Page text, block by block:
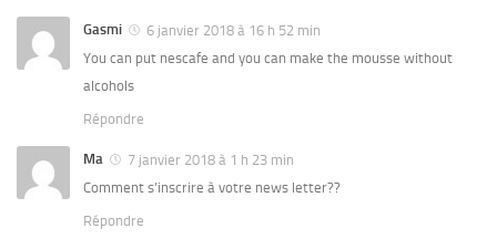
Gasmi
6 janvier 2018 à 16 h 52 min
You can put nescafe and you can make the mousse without
alcohols
Répondre
Ma
7 janvier 2018 à 1 h 23 min
Comment s’inscrire à votre news letter??
Répondre